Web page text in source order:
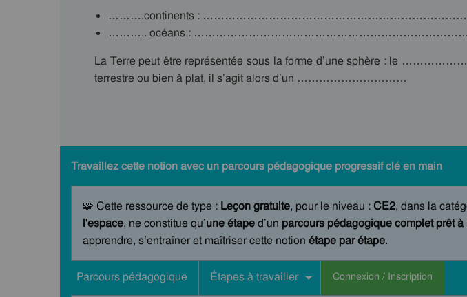
……….continents :
……….. océans :
La Terre peut être représentée sous la forme d’une sphère : le
terrestre ou bien à plat, il s’agit alors d’un …………………………
Travaillez cette notion avec un parcours pédagogique progressif clé en main
🧩 Cette ressource de type : Leçon gratuite, pour le niveau :CE2, dans la
l'espace, ne constitue qu’une étaped’un parcours pédagogique complet prêt à
apprendre, s’entraîner et maîtriser cette notion étape par étape.
Parcours pédagogique Étapes à travailler Connexion / Inscription